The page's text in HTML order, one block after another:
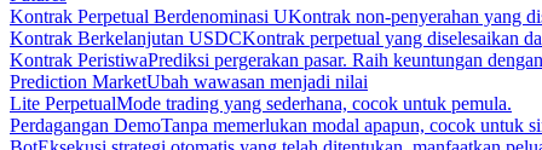
Kontrak Perpetual Berdenominasi UKontrak non-penyerahan yang
Kontrak Berkelanjutan USDCKontrak perpetual yang diselesaikan
Kontrak PeristiwaPrediksi pergerakan pasar. Raih keuntungan
Prediction MarketUbah wawasan menjadi nilai
Lite PerpetualMode trading yang sederhana, cocok untuk pemula.
Perdagangan DemoTanpa memerlukan modal apapun, cocok untuk